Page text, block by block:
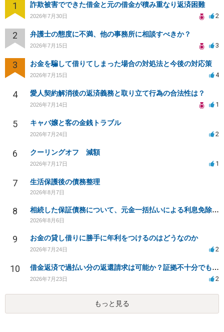
1 詐欺被害でできた借金と元の借金が積み重なり返済困難
2026年7月30日 2
2 弁護士の態度に不満、他の事務所に相談すべきか？
2026年7月15日 3
3 お金を騙して借りてしまった場合の対処法と今後の対応策
2026年7月15日 4
4 愛人契約解消後の返済義務と取り立て行為の合法性は？
2026年7月14日 1
5 キャバ嬢と客の金銭トラブル
2026年7月24日 2
6 クーリングオフ 減額
2026年7月17日 1
7 生活保護後の債務整理
2026年8月7日
8 相続した保証債務について、元金一括払いによる利息免除の交渉は可能でしょうか
2026年8月6日
9 お金の貸し借りに勝手に年利をつけるのはどうなのか
2026年7月24日 2
10 借金返済で過払い分の返還請求は可能か？証拠不十分でも弁護士に相談したい
2026年7月23日 2
もっと見る